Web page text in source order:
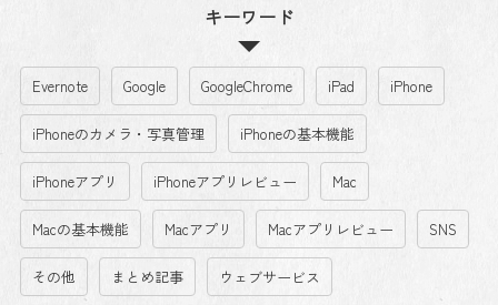
キーワード
Evernote Google GoogleChrome iPad iPhone
iPhoneのカメラ・写真管理 iPhoneの基本機能
iPhoneアプリ iPhoneアプリレビュー Mac
Macの基本機能 Macアプリ Macアプリレビュー SNS
その他 まとめ記事 ウェブサービス